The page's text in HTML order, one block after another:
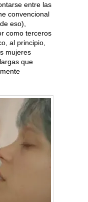
entre las
convencional
eso),
como terceros
al principio,
mujeres
que